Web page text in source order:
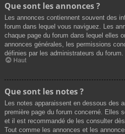
Que sont les annonces ?
Les annonces contiennent souvent des
forum dans lequel vous naviguez. Les
chaque page du forum dans lequel elles
annonces générales, les permissions
définies par les administrateurs du forum.
Haut
Que sont les notes ?
Les notes apparaissent en dessous des
première page du forum concerné. Elles
et il est recommandé de les consulter
Tout comme les annonces et les